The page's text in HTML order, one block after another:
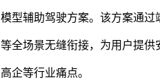
模型辅助驾驶方案。该方案通过
等全场景无缝衔接，为用户提供
高企等行业痛点。